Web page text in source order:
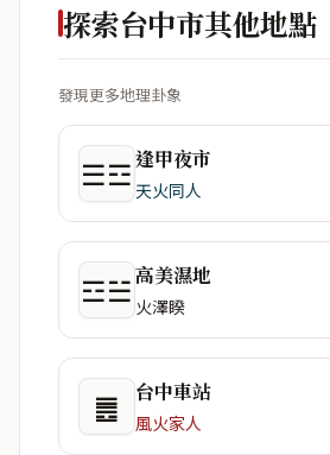
探索台中市其他地點
發現更多地理卦象
☰☲逢甲夜市
天火同人
☲☱高美濕地
火澤睽
䷌ 台中車站
風火家人